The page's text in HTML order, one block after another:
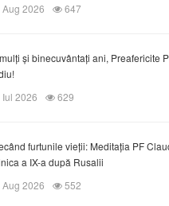
Aug 2026 647
și binecuvântați ani, Preafericite
Iul 2026
629
furtunile vieții: Meditația PF
a IX-a după Rusalii
Aug 2026
552